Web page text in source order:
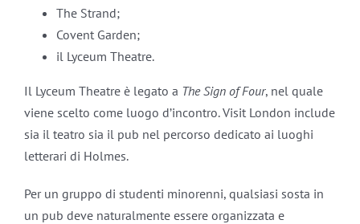
The Strand;
Covent Garden;
il Lyceum Theatre.
Il Lyceum Theatre è legato a The Sign of Four, nel quale
viene scelto come luogo d’incontro. Visit London include
sia il teatro sia il pub nel percorso dedicato ai luoghi
letterari di Holmes.
Per un gruppo di studenti minorenni, qualsiasi sosta in
un pub deve naturalmente essere organizzata e